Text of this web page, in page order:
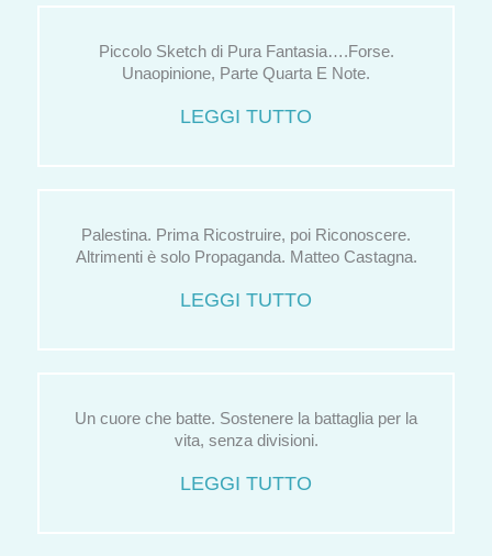
Piccolo Sketch di Pura Fantasia….Forse.
Unaopinione, Parte Quarta E Note.
LEGGI TUTTO
Palestina. Prima Ricostruire, poi Riconoscere.
Altrimenti è solo Propaganda. Matteo Castagna.
LEGGI TUTTO
Un cuore che batte. Sostenere la battaglia per la
vita, senza divisioni.
LEGGI TUTTO